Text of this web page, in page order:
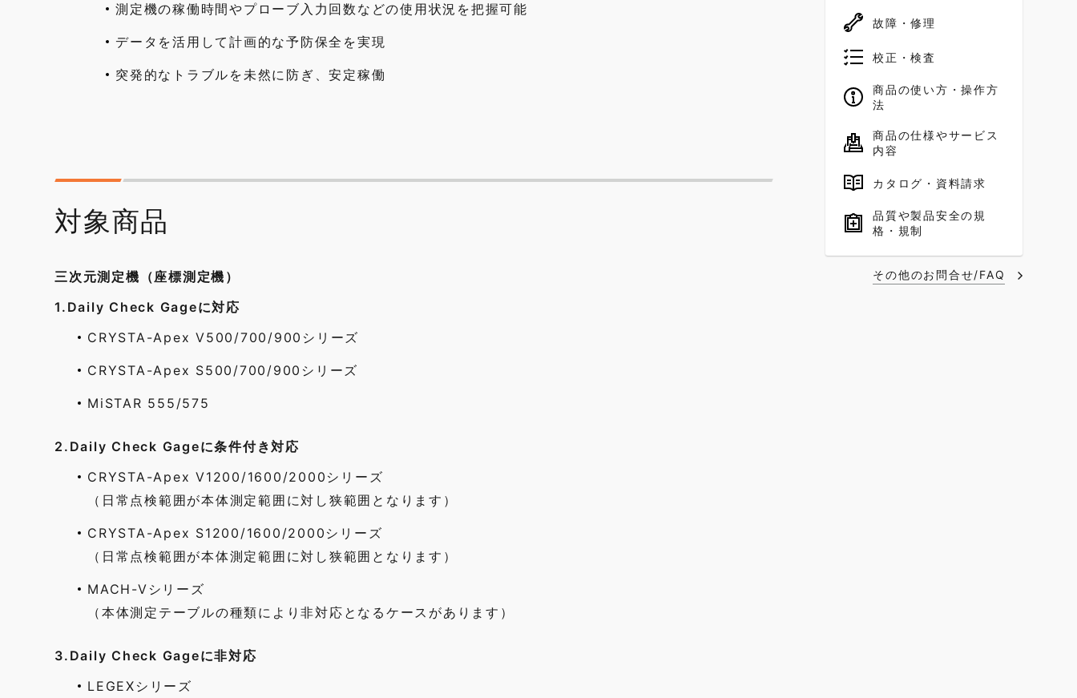
測定機の稼働時間やプローブ入力回数などの使用状況を把握可能
データを活用して計画的な予防保全を実現
突発的なトラブルを未然に防ぎ、安定稼働
対象商品
三次元測定機（座標測定機）
1.Daily Check Gageに対応
CRYSTA-Apex V500/700/900シリーズ
CRYSTA-Apex S500/700/900シリーズ
MiSTAR 555/575
2.Daily Check Gageに条件付き対応
CRYSTA-Apex V1200/1600/2000シリーズ
（日常点検範囲が本体測定範囲に対し狭範囲となります）
CRYSTA-Apex S1200/1600/2000シリーズ
（日常点検範囲が本体測定範囲に対し狭範囲となります）
MACH-Vシリーズ
（本体測定テーブルの種類により非対応となるケースがあります）
3.Daily Check Gageに非対応
LEGEXシリーズ
故障・修理
校正・検査
商品の使い方・操作方
法
商品の仕様やサービス
内容
カタログ・資料請求
品質や製品安全の規
格・規制
その他のお問合せ/FAQ